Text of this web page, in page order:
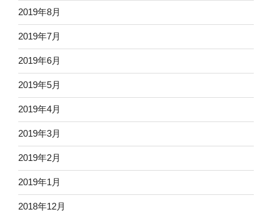
2019年8月
2019年7月
2019年6月
2019年5月
2019年4月
2019年3月
2019年2月
2019年1月
2018年12月